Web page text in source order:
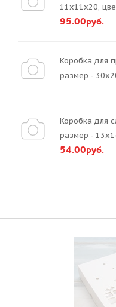
11х11х20,
95.00руб.
Коробка для
размер -
Коробка для
размер -
54.00руб.